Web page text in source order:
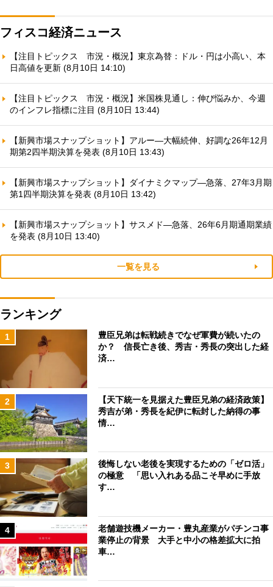
フィスコ経済ニュース
【注目トピックス 市況・概況】東京為替：ドル・円は小高い、本
日高値を更新 (8月10日 14:10)
【注目トピックス 市況・概況】米国株見通し：伸び悩みか、今週
のインフレ指標に注目 (8月10日 13:44)
【新興市場スナップショット】アルー—大幅続伸、好調な26年12月
期第2四半期決算を発表 (8月10日 13:43)
【新興市場スナップショット】ダイナミクマップ—急落、27年3月期
第1四半期決算を発表 (8月10日 13:42)
【新興市場スナップショット】サスメド—急落、26年6月期通期業績
を発表 (8月10日 13:40)
一覧を見る
ランキング
1
豊臣兄弟は転戦続きでなぜ軍費が続いたの
か？ 信長亡き後、秀吉・秀長の突出した経
済…
2
【天下統一を見据えた豊臣兄弟の経済政策】
秀吉が弟・秀長を紀伊に転封した納得の事
情…
3
後悔しない老後を実現するための「ゼロ活」
の極意 「思い入れある品こそ早めに手放
す…
4
老舗遊技機メーカー・豊丸産業がパチンコ事
業停止の背景 大手と中小の格差拡大に拍
車…